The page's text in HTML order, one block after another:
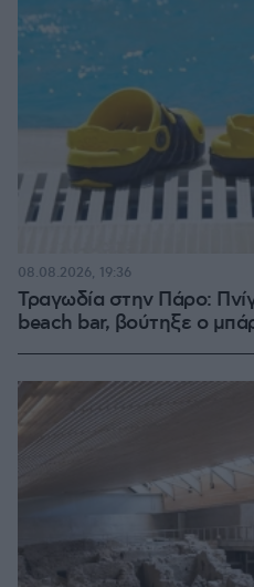
Τραγωδία στην Πάρο:
beach bar, βούτηξε ο
08.08.2026, 19:36